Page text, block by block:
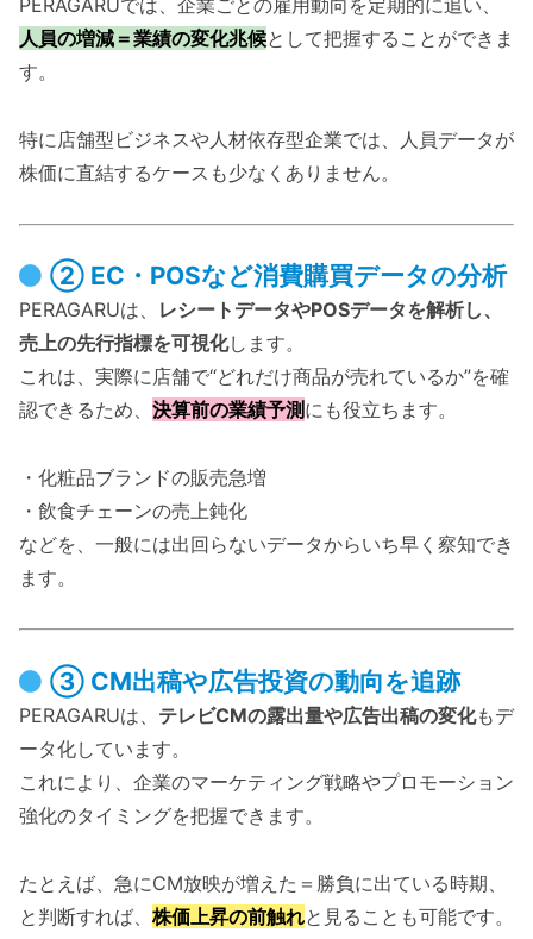
人員の増減＝業績の変化兆候として把握することができま
す。
特に店舗型ビジネスや人材依存型企業では、人員データが
株価に直結するケースも少なくありません。
② EC・POSなど消費購買データの分析
PERAGARUは、 レシートデータやPOSデータを解析し、
売上の先行指標を可視化します。
これは、実際に店舗で“どれだけ商品が売れているか”を確
認できるため、 決算前の業績予測 にも役立ちます。
・化粧品ブランドの販売急増
・飲食チェーンの売上鈍化
などを、一般には出回らないデータからいち早く察知でき
ます。
③ CM出稿や広告投資の動向を追跡
PERAGARUは、 テレビCMの露出量や広告出稿の変化もデ
ータ化しています。
これにより、企業のマーケティング戦略やプロモーション
強化のタイミングを把握できます。
たとえば、急にCM放映が増えた＝勝負に出ている時期、
と判断すれば、 株価上昇の前触れと見ることも可能です。